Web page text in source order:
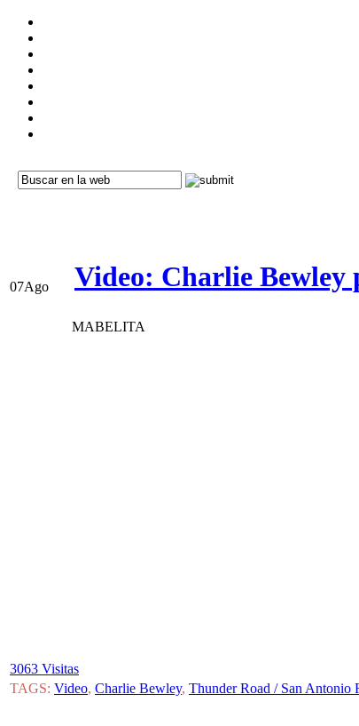
07Ago Video: Charlie Bewley
MABELITA
3063 Visitas
TAGS: Video, Charlie Bewley, Thunder Road / San Antonio